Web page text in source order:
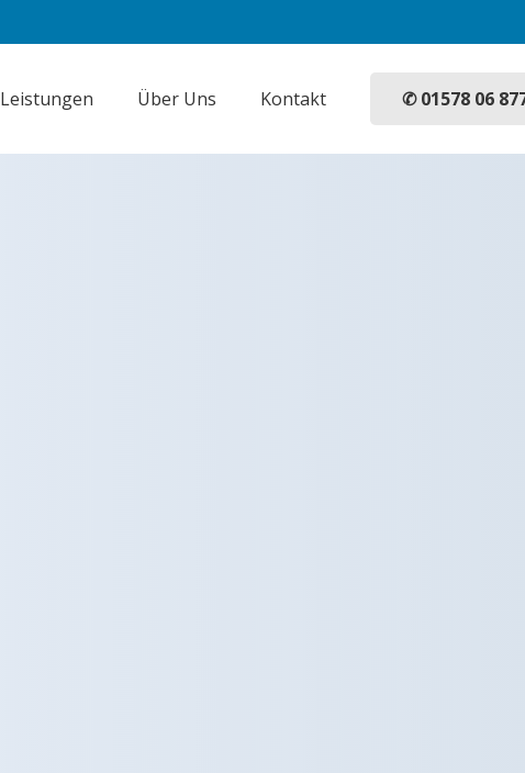
Leistungen Über Uns Kontakt ✆ 01578 06